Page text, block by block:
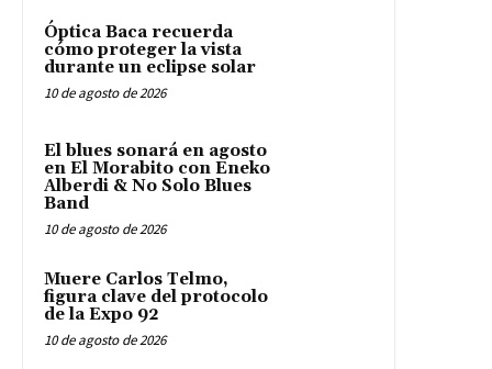
Óptica Baca recuerda
cómo proteger la vista
durante un eclipse solar
10 de agosto de 2026
El blues sonará en agosto
en El Morabito con Eneko
Alberdi & No Solo Blues
Band
10 de agosto de 2026
Muere Carlos Telmo,
figura clave del protocolo
de la Expo 92
10 de agosto de 2026